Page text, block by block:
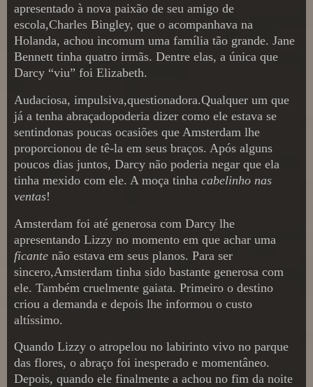
apresentado à nova paixão de seu amigo de
escola,Charles Bingley, que o acompanhava na
Holanda, achou incomum uma família tão grande. Jane
Bennett tinha quatro irmãs. Dentre elas, a única que
Darcy “viu” foi Elizabeth.
Audaciosa, impulsiva,questionadora.Qualquer um que
já a tenha abraçadopoderia dizer como ele estava se
sentindonas poucas ocasiões que Amsterdam lhe
proporcionou de tê-la em seus braços. Após alguns
poucos dias juntos, Darcy não poderia negar que ela
tinha mexido com ele. A moça tinha cabelinho nas
ventas!
Amsterdam foi até generosa com Darcy lhe
apresentando Lizzy no momento em que achar uma
ficante não estava em seus planos. Para ser
sincero,Amsterdam tinha sido bastante generosa com
ele. Também cruelmente gaiata. Primeiro o destino
criou a demanda e depois lhe informou o custo
altíssimo.
Quando Lizzy o atropelou no labirinto vivo no parque
das flores, o abraço foi inesperado e momentâneo.
Depois, quando ele finalmente a achou no fim da noite